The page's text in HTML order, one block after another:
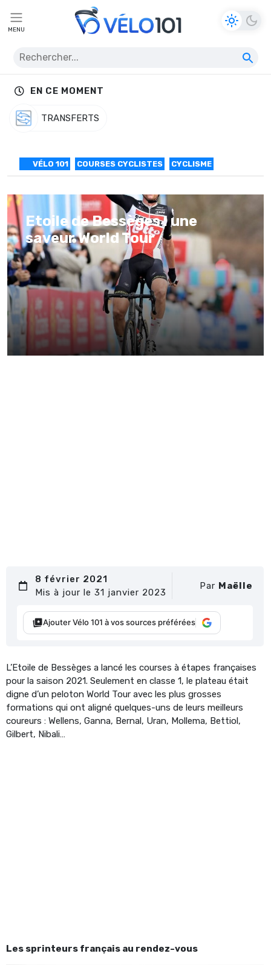
MENU
EN CE MOMENT
TRANSFERTS
VÉLO 101 COURSES CYCLISTES CYCLISME
Etoile de Bessèges : une
saveur World Tour
8 février 2021
Mis à jour le 31 janvier 2023
Par Maëlle
Ajouter Vélo 101 à vos sources préférées
L’Etoile de Bessèges a lancé les courses à étapes françaises
pour la saison 2021. Seulement en classe 1, le plateau était
digne d’un peloton World Tour avec les plus grosses
formations qui ont aligné quelques-uns de leurs meilleurs
coureurs : Wellens, Ganna, Bernal, Uran, Mollema, Bettiol,
Gilbert, Nibali…
Les sprinteurs français au rendez-vous